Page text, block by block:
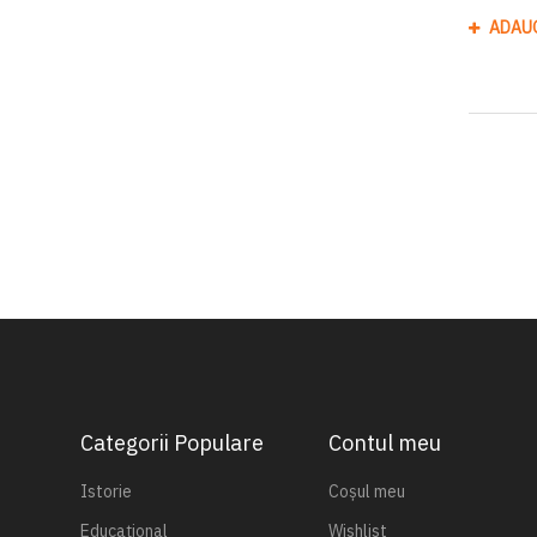
Categorii Populare
Istorie
Educațional
Contul meu
Coșul meu
Wishlist